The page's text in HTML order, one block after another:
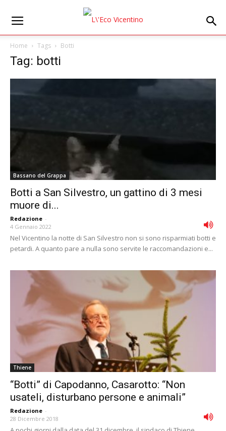
Home Tags Botti
Tag: botti
Bassano del Grappa
Botti a San Silvestro, un gattino di 3 mesi
muore di...
Redazione -
4 Gennaio 2022
Nel Vicentino la notte di San Silvestro non si sono risparmiati botti e
petardi. A quanto pare a nulla sono servite le raccomandazioni e...
Thiene
“Botti” di Capodanno, Casarotto: “Non
usateli, disturbano persone e animali”
Redazione -
28 Dicembre 2018